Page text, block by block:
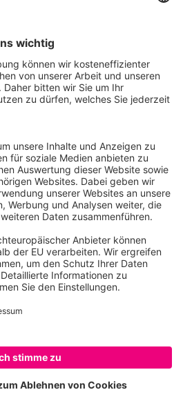
geltend gemacht werden
Deutschland, Senatsverwaltung für
2
DE 114236103
gemeinnützige Körperschaft befreit
gem. §5 I 9 KStg. unter der